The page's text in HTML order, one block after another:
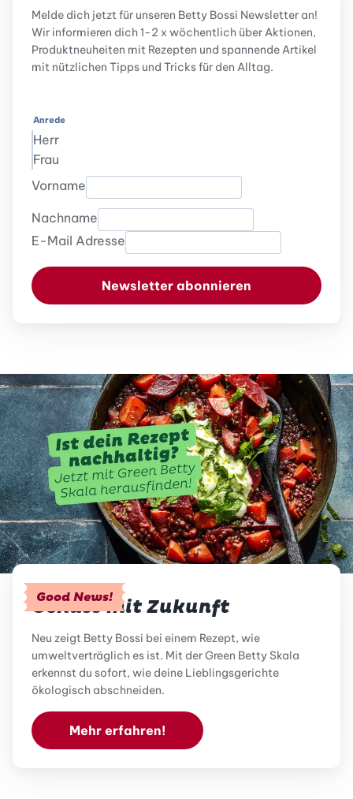
Melde dich jetzt für unseren Betty Bossi Newsletter an!
Wir informieren dich 1-2 x wöchentlich über Aktionen,
Produktneuheiten mit Rezepten und spannende Artikel
mit nützlichen Tipps und Tricks für den Alltag.
Anrede
Herr
Frau
Vorname
Nachname
E-Mail Adresse
Newsletter abonnieren
Good News!
Genuss mit Zukunft
Neu zeigt Betty Bossi bei einem Rezept, wie
umweltverträglich es ist. Mit der Green Betty Skala
erkennst du sofort, wie deine Lieblingsgerichte
ökologisch abschneiden.
Mehr erfahren!